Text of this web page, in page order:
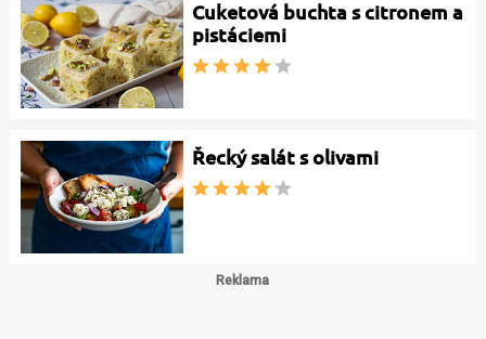
Cuketová buchta s citronem a
pistáciemi
Řecký salát s olivami